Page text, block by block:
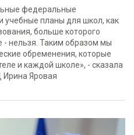
федеральные
учебные планы для школ, как
больше которого
нельзя. Таким образом мы
обременения, которые
и каждой школе», - сказала
Ирина Яровая